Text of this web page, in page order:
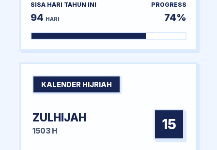
SISA HARI TAHUN INI
94 HARI
PROGRESS
74%
KALENDER HIJRIAH
ZULHIJAH
1503 H 15